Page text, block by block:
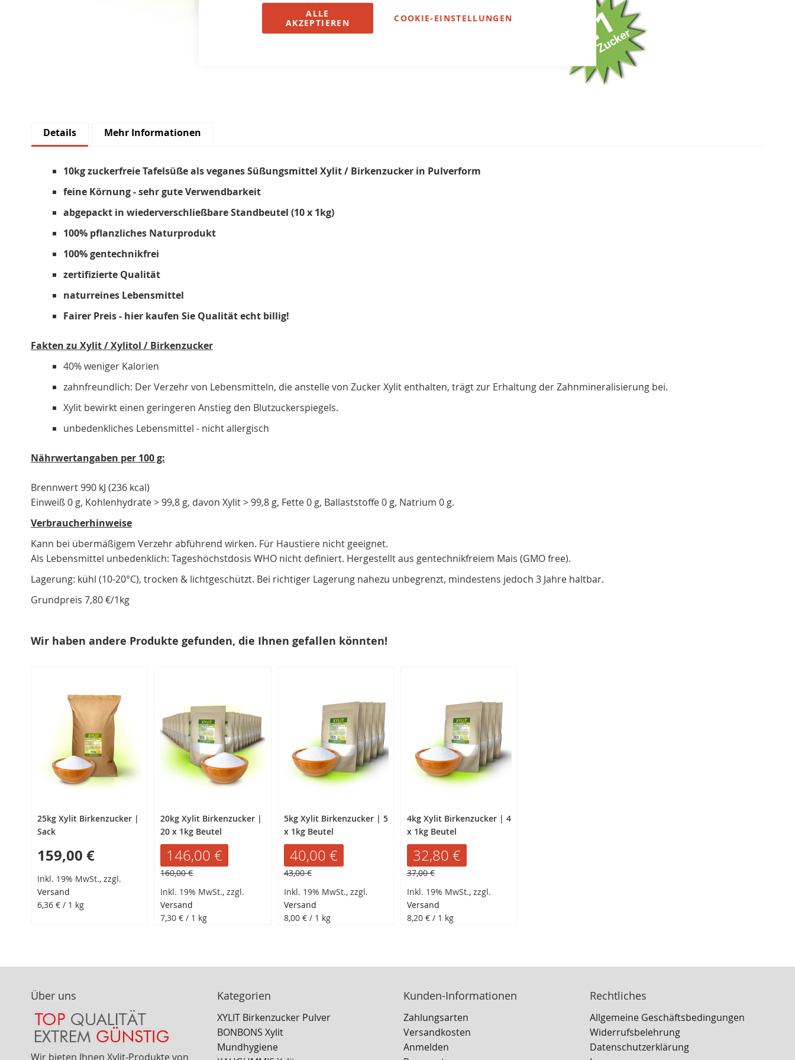
ALLE
AKZEPTIEREN
COOKIE-EINSTELLUNGEN
gallery
Details
10kg zuckerfreie Tafelsüße als veganes Süßungsmittel Xylit / Birkenzucker in Pulverform
feine Körnung - sehr gute Verwendbarkeit
abgepackt in wiederverschließbare Standbeutel (10 x 1kg)
100% pflanzliches Naturprodukt
100% gentechnikfrei
zertifizierte Qualität
naturreines Lebensmittel
Fairer Preis - hier kaufen Sie Qualität echt billig!
Fakten zu Xylit / Xylitol / Birkenzucker
40% weniger Kalorien
zahnfreundlich: Der Verzehr von Lebensmitteln, die anstelle von Zucker Xylit enthalten, trägt zur Erhaltung der Zahnmineralisierung bei.
Xylit bewirkt einen geringeren Anstieg den Blutzuckerspiegels.
unbedenkliches Lebensmittel - nicht allergisch
Nährwertangaben per 100 g:
Brennwert 990 kJ (236 kcal)
Einweiß 0 g, Kohlenhydrate > 99,8 g, davon Xylit > 99,8 g, Fette 0 g, Ballaststoffe 0 g, Natrium 0 g.
Verbraucherhinweise
Kann bei übermäßigem Verzehr abführend wirken. Für Haustiere nicht geeignet.
Als Lebensmittel unbedenklich: Tageshöchstdosis WHO nicht definiert. Hergestellt aus gentechnikfreiem Mais (GMO free).
Lagerung: kühl (10-20°C), trocken & lichtgeschützt. Bei richtiger Lagerung nahezu unbegrenzt, mindestens jedoch 3 Jahre haltbar.
Grundpreis 7,80 €/1kg
Mehr Informationen
Wir haben andere Produkte gefunden, die Ihnen gefallen könnten!
25kg Xylit Birkenzucker |
Sack
159,00 €
Inkl. 19% MwSt., zzgl.
Versand
6,36 € / 1 kg
20kg Xylit Birkenzucker |
20 x 1kg Beutel
Sonderangebot
146,00 €
Normalpreis
160,00 €
Inkl. 19% MwSt., zzgl.
Versand
7,30 € / 1 kg
5kg Xylit Birkenzucker | 5
x 1kg Beutel
Sonderangebot
40,00 €
Normalpreis
43,00 €
Inkl. 19% MwSt., zzgl.
Versand
8,00 €/ 1 kg
4kg Xylit Birkenzucker | 4
x 1kg Beutel
Sonderangebot
32,80 €
Normalpreis
37,00 €
Inkl. 19% MwSt., zzgl.
Versand
8,20 €/ 1 kg
Über uns
Wir bieten Ihnen Xylit-Produkte von
Kategorien
XYLIT Birkenzucker Pulver
BONBONS Xylit
Mundhygiene
Kunden-Informationen
Zahlungsarten
Versandkosten
Anmelden
Rechtliches
Allgemeine Geschäftsbedingungen
Widerrufsbelehrung
Datenschutzerklärung